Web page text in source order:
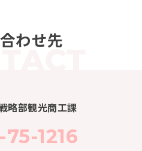
わせ先
略部観光商工課
1216